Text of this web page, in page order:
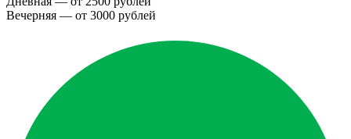
Вечерняя — от 3000 рублей